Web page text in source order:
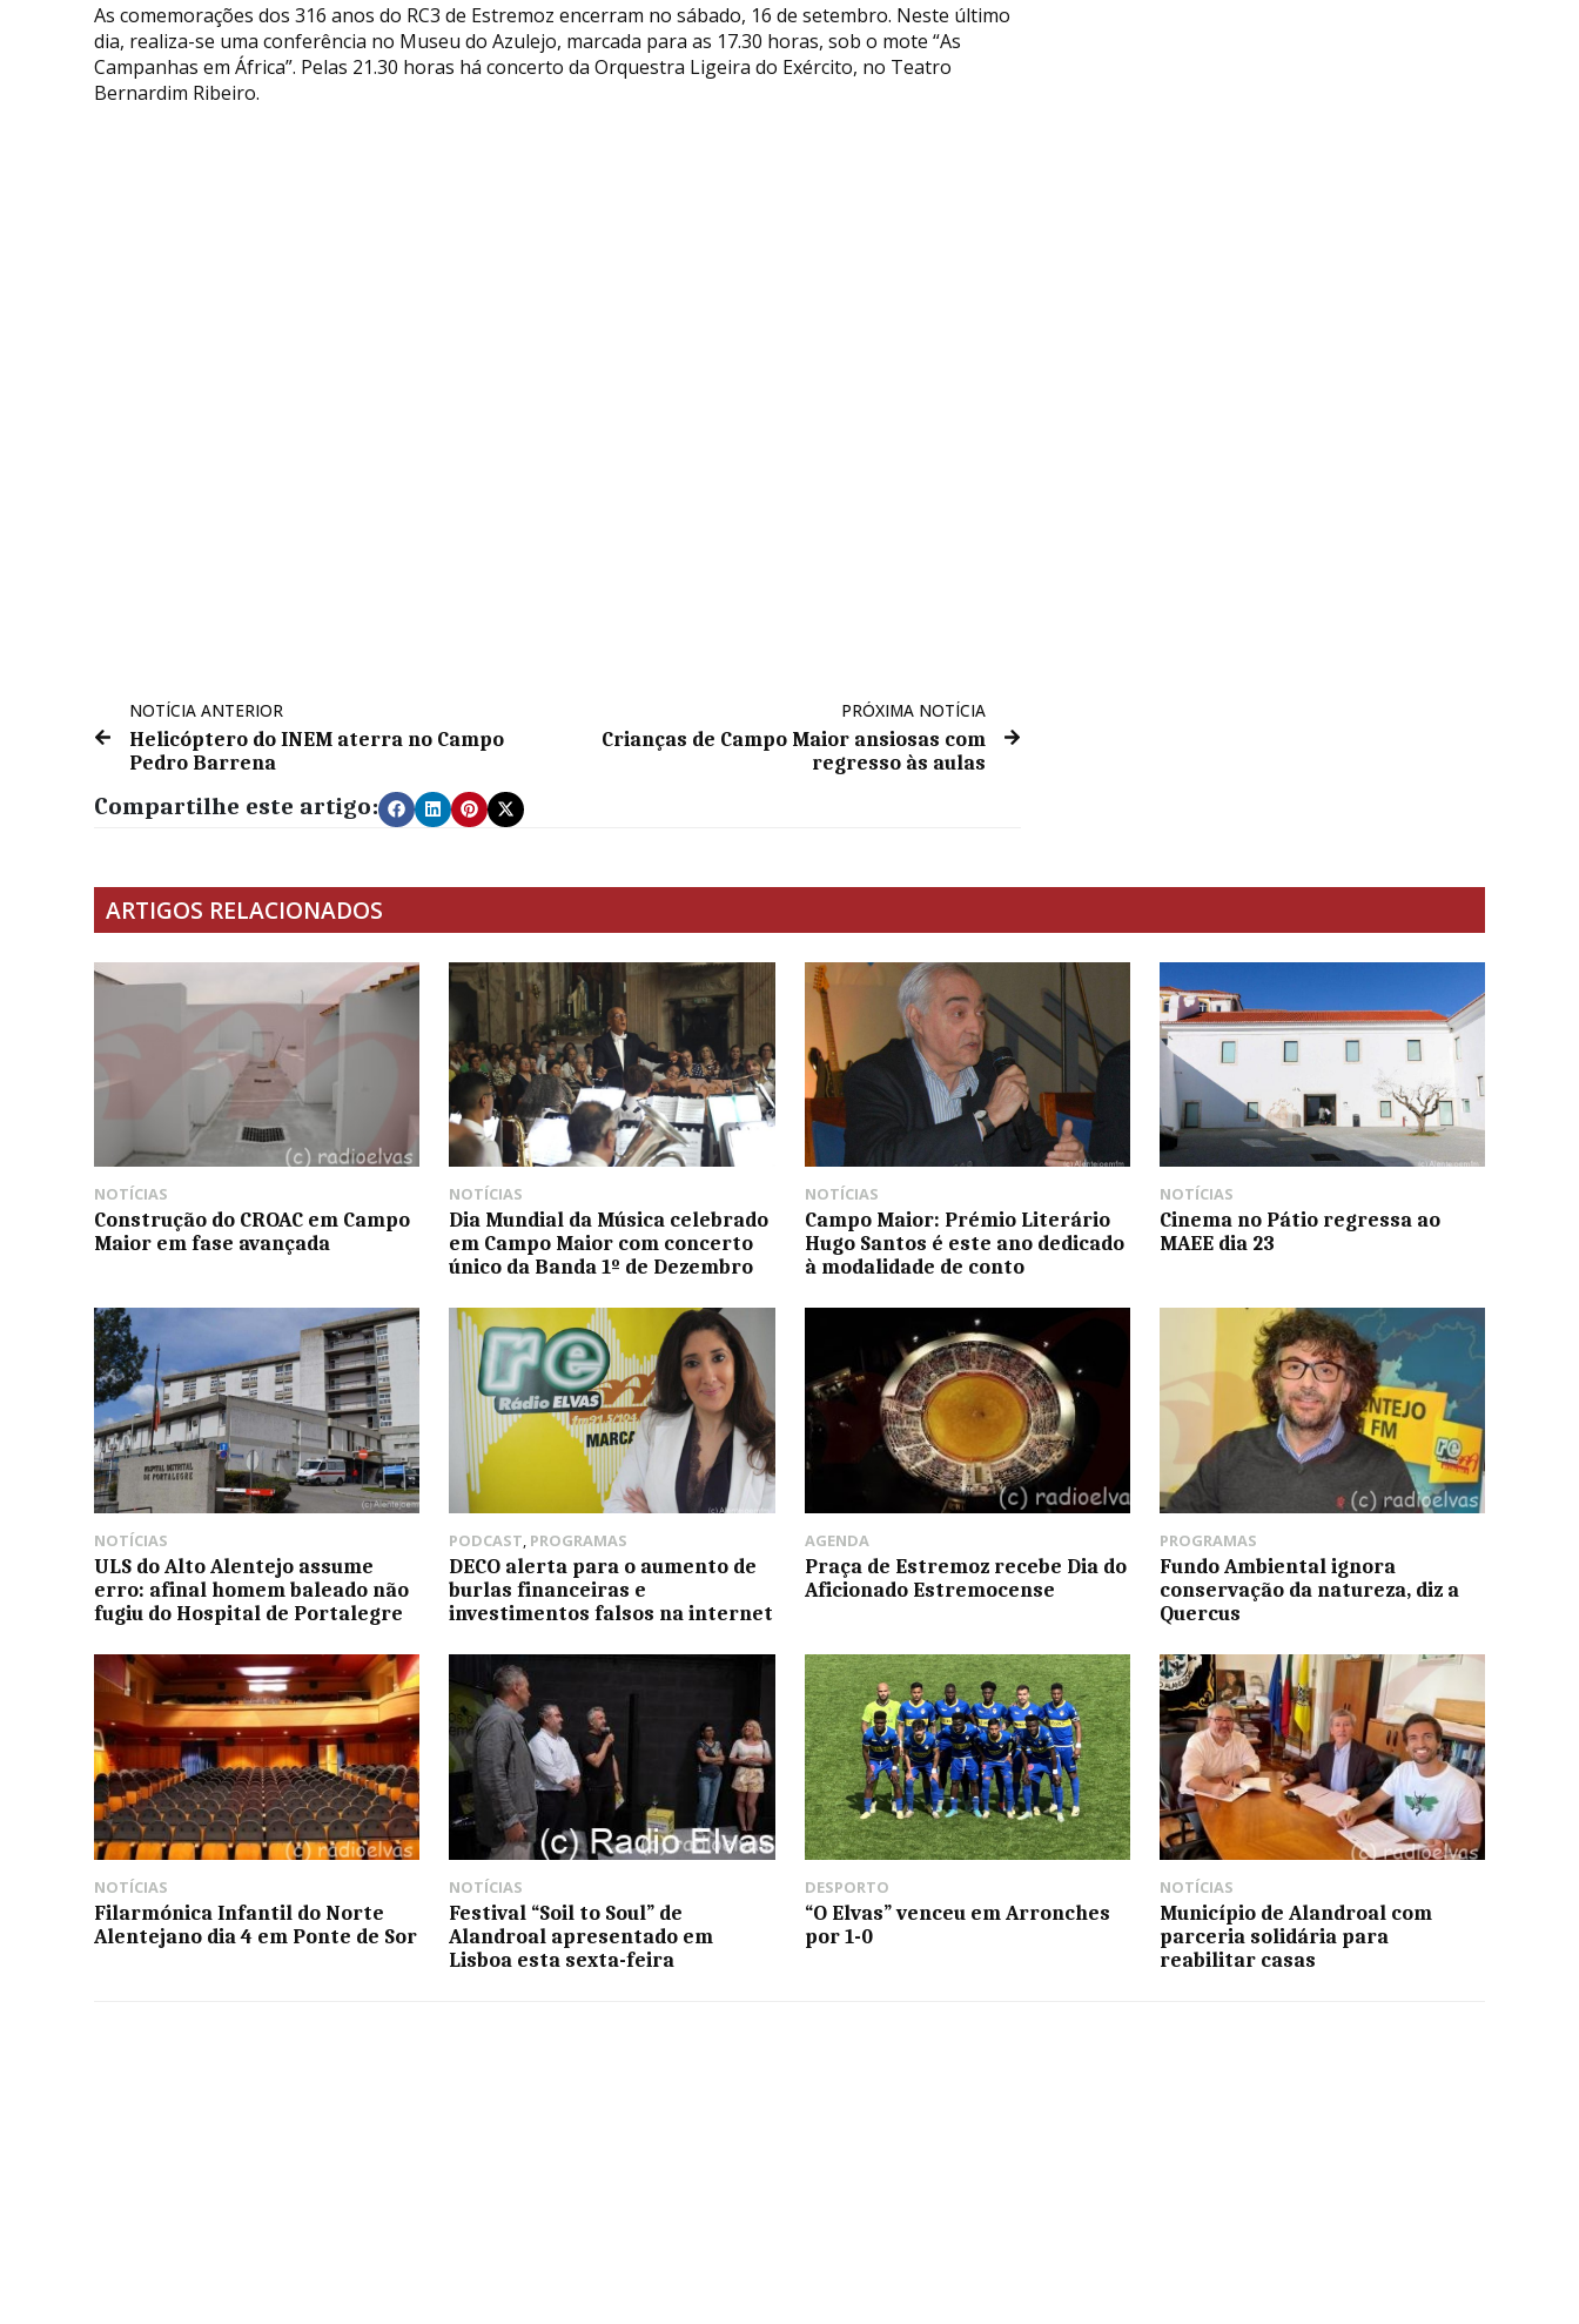
As comemorações dos 316 anos do RC3 de Estremoz encerram no sábado, 16 de setembro. Neste último
dia, realiza-se uma conferência no Museu do Azulejo, marcada para as 17.30 horas, sob o mote “As
Campanhas em África”. Pelas 21.30 horas há concerto da Orquestra Ligeira do Exército, no Teatro
Bernardim Ribeiro.
NOTÍCIA ANTERIOR
Helicóptero do INEM aterra no Campo
Pedro Barrena
PRÓXIMA NOTÍCIA
Crianças de Campo Maior ansiosas com
regresso às aulas
Compartilhe este artigo:
ARTIGOS RELACIONADOS
NOTÍCIAS
Construção do CROAC em Campo
Maior em fase avançada
NOTÍCIAS
Dia Mundial da Música celebrado
em Campo Maior com concerto
único da Banda 1º de Dezembro
NOTÍCIAS
Campo Maior: Prémio Literário
Hugo Santos é este ano dedicado
à modalidade de conto
NOTÍCIAS
Cinema no Pátio regressa ao
MAEE dia 23
NOTÍCIAS
ULS do Alto Alentejo assume
erro: afinal homem baleado não
fugiu do Hospital de Portalegre
PODCAST, PROGRAMAS
DECO alerta para o aumento de
burlas financeiras e
investimentos falsos na internet
AGENDA
Praça de Estremoz recebe Dia do
Aficionado Estremocense
PROGRAMAS
Fundo Ambiental ignora
conservação da natureza, diz a
Quercus
NOTÍCIAS
Filarmónica Infantil do Norte
Alentejano dia 4 em Ponte de Sor
NOTÍCIAS
Festival “Soil to Soul” de
Alandroal apresentado em
Lisboa esta sexta-feira
DESPORTO
“O Elvas” venceu em Arronches
por 1-0
NOTÍCIAS
Município de Alandroal com
parceria solidária para
reabilitar casas